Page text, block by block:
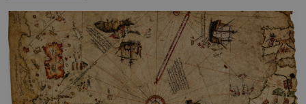
dost. Čas pracuje pro obléhatele. Ve městě ubývají
zásoby a každý den znamená další porci strádá